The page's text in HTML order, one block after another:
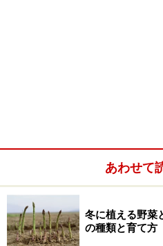
あわせて
冬に植える野菜
の種類と育て方